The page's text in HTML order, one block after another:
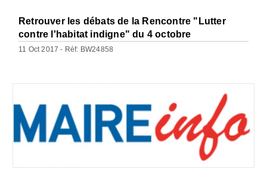
Retrouver les débats de la Rencontre "Lutter
contre l'habitat indigne" du 4 octobre
11 Oct 2017 - Réf: BW24858